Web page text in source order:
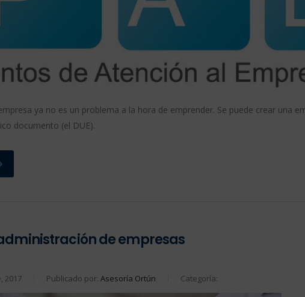
ya no es un problema a la hora de emprender. Se puede crear una
documento (el DUE).
de empresas
2017 Publicado por: Asesoría Ortún Categoría: